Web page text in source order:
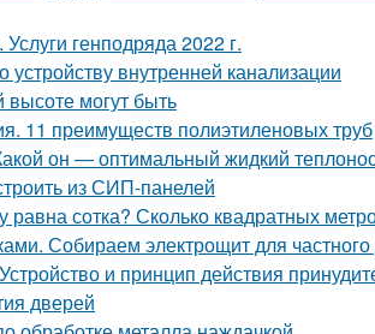
генподряда 2022 г.
внутренней канализации
высоте могут быть
11 преимуществ полиэтиленовых труб
он — оптимальный жидкий
из СИП-панелей
сотка? Сколько квадратных
Собираем электрощит для
и принцип действия
дверей